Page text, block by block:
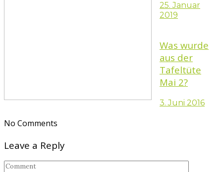
25. Januar
2019
Was wurde
aus der
Tafeltüte
Mai 2?
3. Juni 2016
No Comments
Leave a Reply